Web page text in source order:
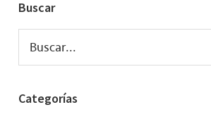
Buscar
Buscar...
Categorías